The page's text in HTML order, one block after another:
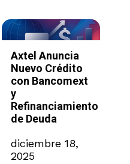
Axtel Anuncia
Nuevo Crédito
con Bancomext
y
Refinanciamiento
de Deuda
diciembre 18,
2025